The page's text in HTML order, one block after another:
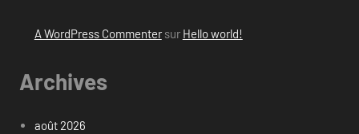
A WordPress Commentersur Hello world!
Archives
août 2026